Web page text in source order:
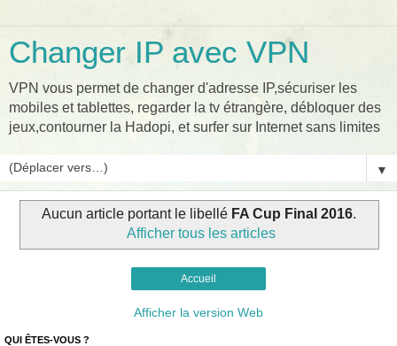
Changer IP avec VPN
VPN vous permet de changer d'adresse IP,sécuriser les
mobiles et tablettes, regarder la tv étrangère, débloquer des
jeux,contourner la Hadopi, et surfer sur Internet sans limites
▼
Aucun article portant le libellé FA Cup Final 2016.
Afficher tous les articles
Accueil
Afficher la version Web
QUI ÊTES-VOUS ?